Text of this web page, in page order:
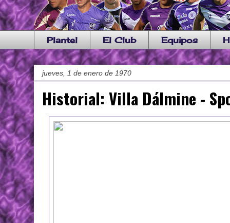
Plantel El Club Equipos
jueves, 1 de enero de 1970
Historial: Villa Dálmine -